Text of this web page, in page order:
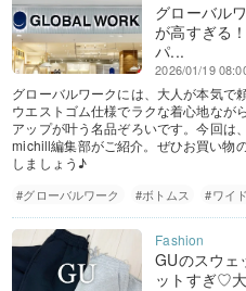
グローバル
が高すぎる
パ...
2026/01/19
グローバルワークには、大人が本気で
ウエストゴム仕様でラクな着心地なが
アップが叶う名品ぞろいです。今回は
michill編集部がご紹介。ぜひお買い物
しましょう♪
#グローバルワーク #ボトムス #ワイ
GUのスウェ
ットすぎ♡